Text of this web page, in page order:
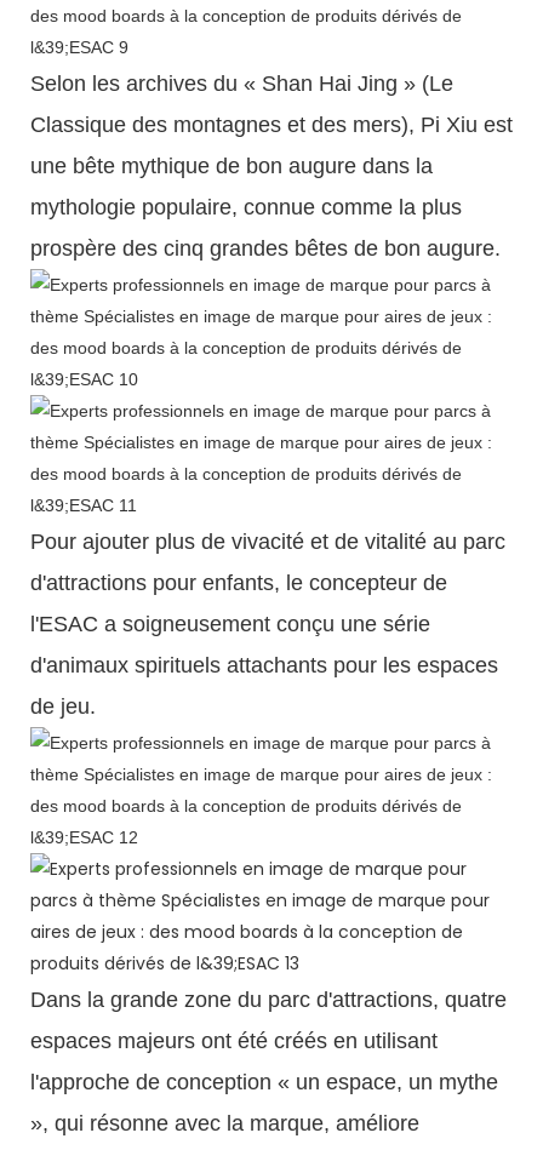
Selon les archives du « Shan Hai Jing » (Le
Classique des montagnes et des mers), Pi Xiu est
une bête mythique de bon augure dans la
mythologie populaire, connue comme la plus
prospère des cinq grandes bêtes de bon augure.
Pour ajouter plus de vivacité et de vitalité au parc
d'attractions pour enfants, le concepteur de
l'ESAC a soigneusement conçu une série
d'animaux spirituels attachants pour les espaces
de jeu.
Dans la grande zone du parc d'attractions, quatre
espaces majeurs ont été créés en utilisant
l'approche de conception « un espace, un mythe
», qui résonne avec la marque, améliore